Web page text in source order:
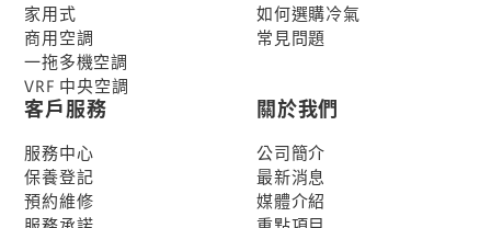
家用式
商用空調
一拖多機空調
VRF 中央空調
如何選購冷氣
常見問題
客戶服務
服務中心
保養登記
預約維修
關於我們
公司簡介
最新消息
媒體介紹